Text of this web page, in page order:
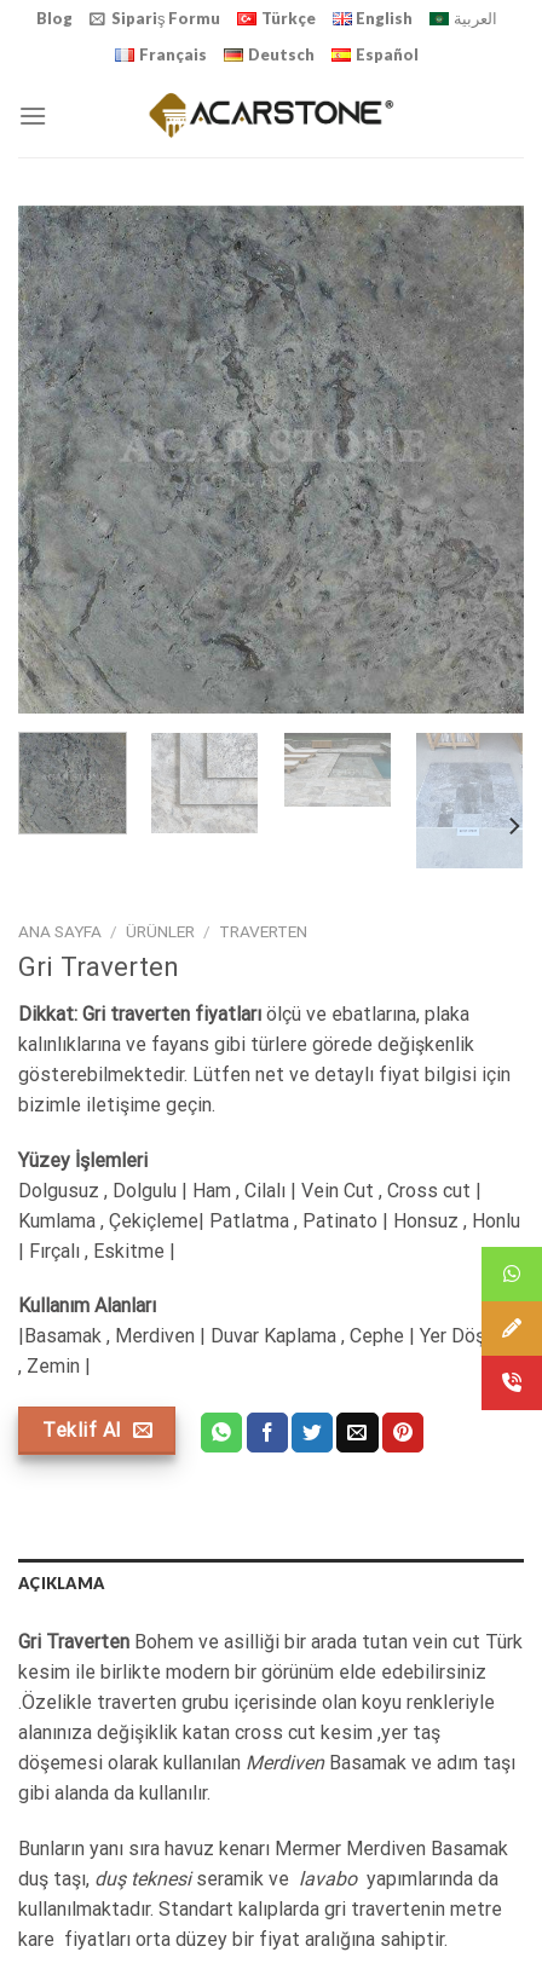
Blog Sipariş Formu Türkçe English
العربية
Français
Deutsch Español
ANA SAYFA / ÜRÜNLER / TRAVERTEN
Gri Traverten
Dikkat: Gri traverten fiyatları ölçü ve ebatlarına, plaka
kalınlıklarına ve fayans gibi türlere görede değişkenlik
gösterebilmektedir. Lütfen net ve detaylı fiyat bilgisi için
bizimle iletişime geçin.
Yüzey İşlemleri
Dolgusuz , Dolgulu | Ham , Cilalı | Vein Cut , Cross cut |
Kumlama , Çekiçleme| Patlatma , Patinato | Honsuz , Honlu
| Fırçalı , Eskitme |
Kullanım Alanları
|Basamak , Merdiven | Duvar Kaplama , Cephe | Yer Döşeme
, Zemin |
Teklif Al
AÇIKLAMA
Gri Traverten Bohem ve asilliği bir arada tutan vein cut Türk
kesim ile birlikte modern bir görünüm elde edebilirsiniz
.Özelikle traverten grubu içerisinde olan koyu renkleriyle
alanınıza değişiklik katan cross cut kesim ,yer taş
döşemesi olarak kullanılan MerdivenBasamak ve adım taşı
gibi alanda da kullanılır.
Bunların yanı sıra havuz kenarı Mermer Merdiven Basamak
duş taşı, duşteknesiseramik ve lavaboyapımlarında da
kullanılmaktadır. Standart kalıplarda gri travertenin metre
kare fiyatları orta düzey bir fiyat aralığına sahiptir.